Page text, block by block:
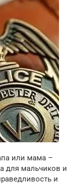
или мама –
для мальчиков и
и